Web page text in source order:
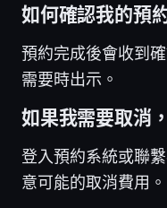
如何確認我的預
預約完成後會收到
需要時出示。
如果我需要取消
登入預約系統或聯
意可能的取消費用。